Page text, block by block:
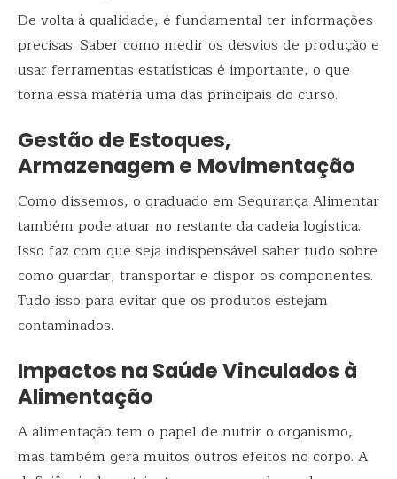
De volta à qualidade, é fundamental ter informações
precisas. Saber como medir os desvios de produção e
usar ferramentas estatísticas é importante, o que
torna essa matéria uma das principais do curso.
Gestão de Estoques,
Armazenagem e Movimentação
Como dissemos, o graduado em Segurança Alimentar
também pode atuar no restante da cadeia logística.
Isso faz com que seja indispensável saber tudo sobre
como guardar, transportar e dispor os componentes.
Tudo isso para evitar que os produtos estejam
contaminados.
Impactos na Saúde Vinculados à
Alimentação
A alimentação tem o papel de nutrir o organismo,
mas também gera muitos outros efeitos no corpo. A